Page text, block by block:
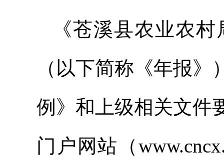
《苍溪县农业农
（以下简称《年报
例》和上级相关文件
门户网站（